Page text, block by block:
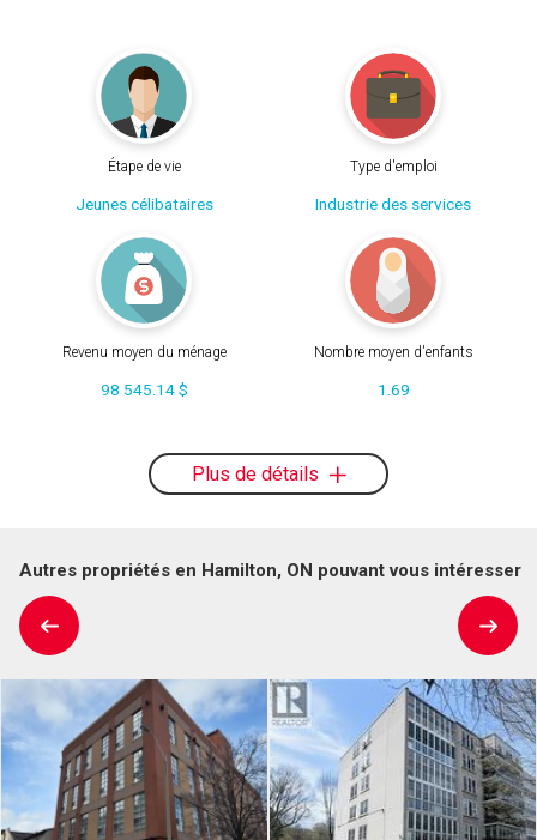
Étape de vie
Jeunes célibataires
Type d'emploi
Industrie des services
Revenu moyen du ménage
98 545.14 $
Nombre moyen d'enfants
1.69
Plus de détails
Autres propriétés en Hamilton, ON pouvant vous intéresser